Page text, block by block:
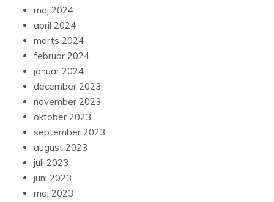
maj 2024
april 2024
marts 2024
februar 2024
januar 2024
december 2023
november 2023
oktober 2023
september 2023
august 2023
juli 2023
juni 2023
maj 2023